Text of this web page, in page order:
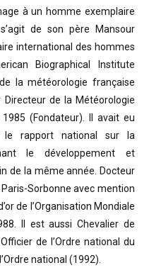
à un homme exemplaire
de son père Mansour
international des hommes
Biographical Institute
la météorologie française
Directeur de la Météorologie
(Fondateur). Il avait eu
le rapport national sur la
le développement et
de la même année.
Docteur
Sorbonne avec mention
de l’Organisation Mondiale
Il est aussi Chevalier de
de l’Ordre national du
national (1992).